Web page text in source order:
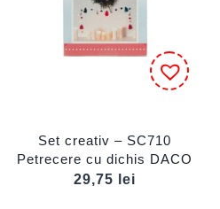
Set creativ – SC710
Petrecere cu dichis DACO
29,75
lei